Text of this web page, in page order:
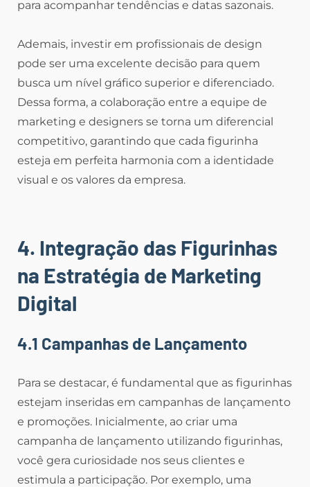
para acompanhar tendências e datas sazonais.
Ademais, investir em profissionais de design
pode ser uma excelente decisão para quem
busca um nível gráfico superior e diferenciado.
Dessa forma, a colaboração entre a equipe de
marketing e designers se torna um diferencial
competitivo, garantindo que cada figurinha
esteja em perfeita harmonia com a identidade
visual e os valores da empresa.
4. Integração das Figurinhas
na Estratégia de Marketing
Digital
4.1 Campanhas de Lançamento
Para se destacar, é fundamental que as figurinhas
estejam inseridas em campanhas de lançamento
e promoções. Inicialmente, ao criar uma
campanha de lançamento utilizando figurinhas,
você gera curiosidade nos seus clientes e
estimula a participação. Por exemplo, uma